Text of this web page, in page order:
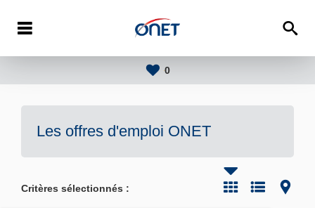
0
Les offres d'emploi ONET
Critères sélectionnés :